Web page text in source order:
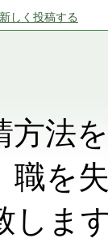
新しく投稿する
方法
職を
しま